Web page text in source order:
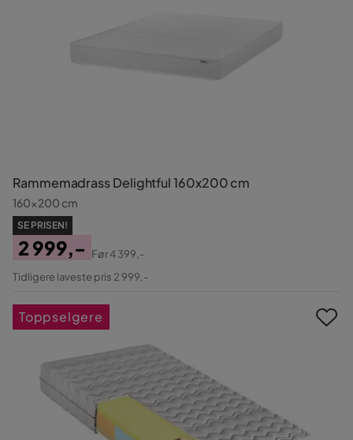
Rammemadrass Delightful 160x200 cm
160x200 cm
SE PRISEN!
Pris
2 999,-
Original
Før4 399,-
Tidligere laveste pris 2 999,-
Toppselgere